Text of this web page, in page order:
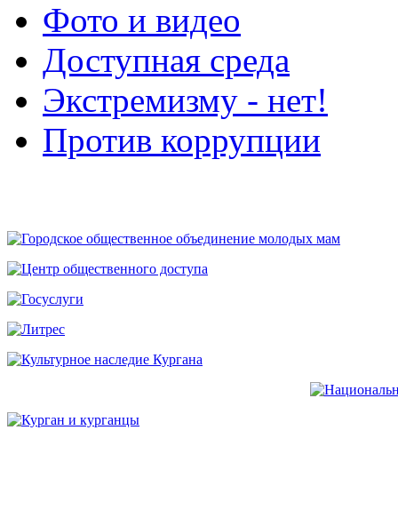
Фото и видео
Доступная среда
Экстремизму - нет!
Против коррупции